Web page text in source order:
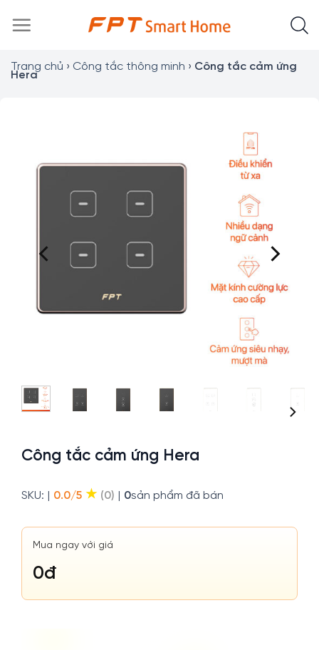
đến
dungTrang chủ › Công tắc thông minh › Công tắc cảm ứng
Hera
Công tắc cảm ứng Hera
SKU: 0.0/5 ★ (0) 0sản phẩm đã bán
Mua ngay với giá
0đ